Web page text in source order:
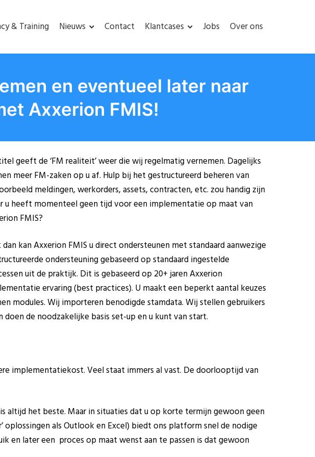
& Training Nieuws Contact Klantcases Jobs Over ons
en eventueel later naar
Axxerion FMIS!
geeft de ‘FM realiteit’ weer die wij regelmatig vernemen. Dagelijks
meer FM-zaken op u af. Hulp bij het gestructureerd beheren van
meldingen, werkorders, assets, contracten, etc. zou handig zijn
u heeft momenteel geen tijd voor een implementatie op maat van
FMIS?
kan Axxerion FMIS u direct ondersteunen met standaard aanwezige
ondersteuning gebaseerd op standaard ingestelde
uit de praktijk. Dit is gebaseerd op 20+ jaren Axxerion
ervaring (best practices). U maakt een beperkt aantal keuzes
modules. Wij importeren benodigde stamdata. Wij stellen gebruikers
doen de noodzakelijke basis set-up en u kunt van start.
implementatiekost. Veel staat immers al vast. De doorlooptijd van
het beste. Maar in situaties dat u op korte termijn gewoon geen
als Outlook en Excel) biedt ons platform snel de nodige
en later een proces op maat wenst aan te passen is dat gewoon